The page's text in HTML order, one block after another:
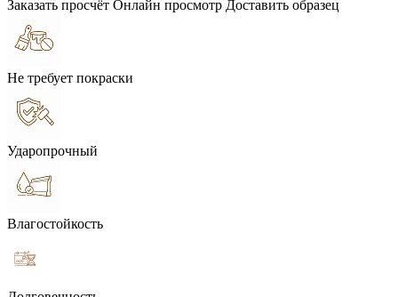
Заказать просчёт Онлайн просмотр Доставить образец
Не требует покраски
Ударопрочный
Влагостойкость